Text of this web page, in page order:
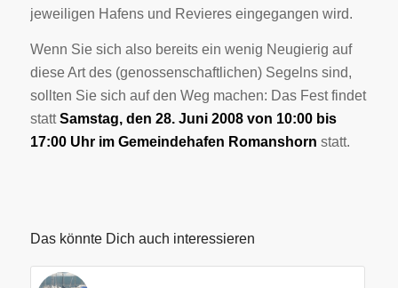
jeweiligen Hafens und Revieres eingegangen wird.
Wenn Sie sich also bereits ein wenig Neugierig auf
diese Art des (genossenschaftlichen) Segelns sind,
sollten Sie sich auf den Weg machen: Das Fest findet
stattSamstag, den 28. Juni 2008 von 10:00 bis
17:00 Uhr im Gemeindehafen Romanshorn statt.
Das könnte Dich auch interessieren